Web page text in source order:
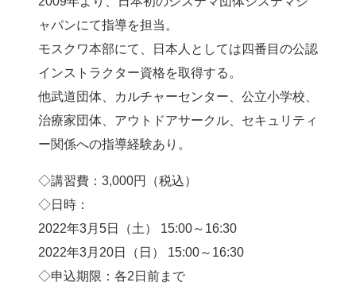
ャパンにて指導を担当。
モスクワ本部にて、日本人としては四番目の公認
インストラクター資格を取得する。
他武道団体、カルチャーセンター、公立小学校、
治療家団体、アウトドアサークル、セキュリティ
ー関係への指導経験あり。
◇講習費：3,000円（税込）
◇日時：
2022年3月5日（土） 15:00～16:30
2022年3月20日（日） 15:00～16:30
◇申込期限：各2日前まで